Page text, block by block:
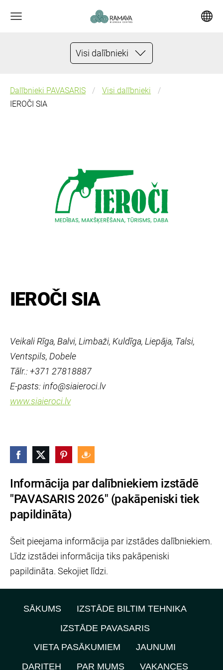
Visi dalībnieki
Informācija par dalībniekiem izstādē
"PAVASARIS 2026" (pakāpeniski tiek
papildināta)
Šeit pieejama informācija par izstādes dalībniekiem.
Līdz izstādei informācija tiks pakāpeniski
papildināta. Sekojiet līdzi.
Dalībnieki PAVASARIS
Visi dalībnieki
IEROČI SIA
IEROČI SIA
Veikali Rīga, Balvi, Limbaži, Kuldīga, Liepāja, Talsi,
Ventspils, Dobele
Tālr.: +371 27818887
E-pasts: info@siaieroci.lv
www.siaieroci.lv
SĀKUMS
IZSTĀDE BILTIM TEHNIKA
IZSTĀDE PAVASARIS
VIETA PASĀKUMIEM
JAUNUMI
DARITEH
PAR MUMS VAKANCES